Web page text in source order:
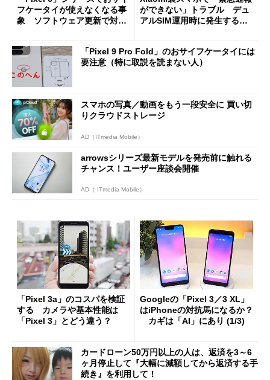
フケータイが使えなくなる事
象 ソフトウェア更新で対処
ができない」トラブル デュ
アルSIM運用時に発生する可
「Pixel 9 Pro Fold」のおサイフケータイには
要注意（特に取説を読まない人）
スマホの写真／動画をもう一段安全に 買い切
りクラウドストレージ
AD（ITmedia Mobile）
arrowsシリーズ最新モデルを発売前に触れる
チャンス！ユーザー座談会開催
AD（ ITmedia Mobile）
「Pixel 3a」のコスパを検証
する カメラや基本性能は
「Pixel 3」とどう違う？
Googleの「Pixel 3／3 XL」
はiPhoneの対抗馬になるか？
カギは「AI」にあり (1/3)
カードローン50万円以上の人は、返済を3～6
ヶ月停止して『大幅に減額してから返済する手
続き』を利用して！